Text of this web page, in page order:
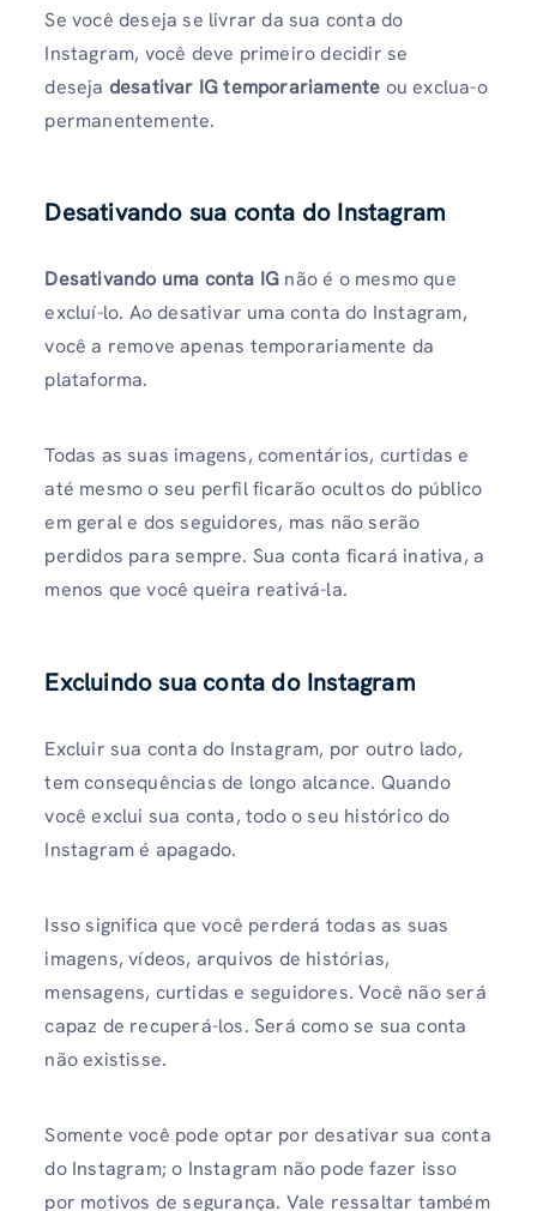
Se você deseja se livrar da sua conta do
Instagram, você deve primeiro decidir se
deseja desativar IG temporariamente ou exclua-o
permanentemente.
Desativando sua conta do Instagram
Desativando uma conta IG não é o mesmo que
excluí-lo. Ao desativar uma conta do Instagram,
você a remove apenas temporariamente da
plataforma.
Todas as suas imagens, comentários, curtidas e
até mesmo o seu perfil ficarão ocultos do público
em geral e dos seguidores, mas não serão
perdidos para sempre. Sua conta ficará inativa, a
menos que você queira reativá-la.
Excluindo sua conta do Instagram
Excluir sua conta do Instagram, por outro lado,
tem consequências de longo alcance. Quando
você exclui sua conta, todo o seu histórico do
Instagram é apagado.
Isso significa que você perderá todas as suas
imagens, vídeos, arquivos de histórias,
mensagens, curtidas e seguidores. Você não será
capaz de recuperá-los. Será como se sua conta
não existisse.
Somente você pode optar por desativar sua conta
do Instagram; o Instagram não pode fazer isso
por motivos de segurança. Vale ressaltar também